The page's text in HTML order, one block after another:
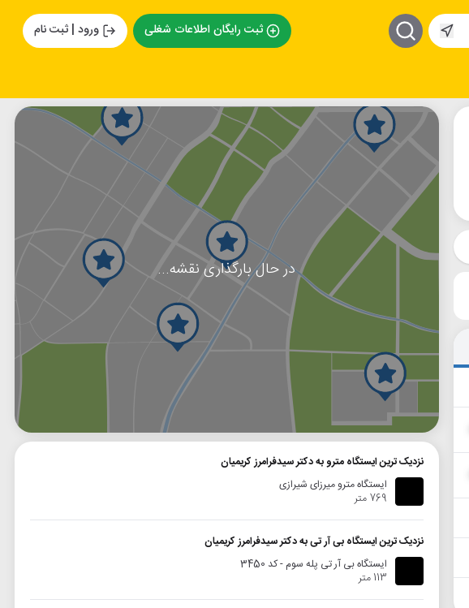
ثبت رایگان اطلاعات شغلی ورود | ثبت نام
در حال بارگذاری نقشه...
نزدیک ترین ایستگاه مترو به دکتر سیدفرامرز کریمیان
ایستگاه مترو میرزای شیرازی
769 متر
نزدیک ترین ایستگاه بی آر تی به دکتر سیدفرامرز کریمیان
ایستگاه بی آر تی پله سوم - کد 3450
113 متر